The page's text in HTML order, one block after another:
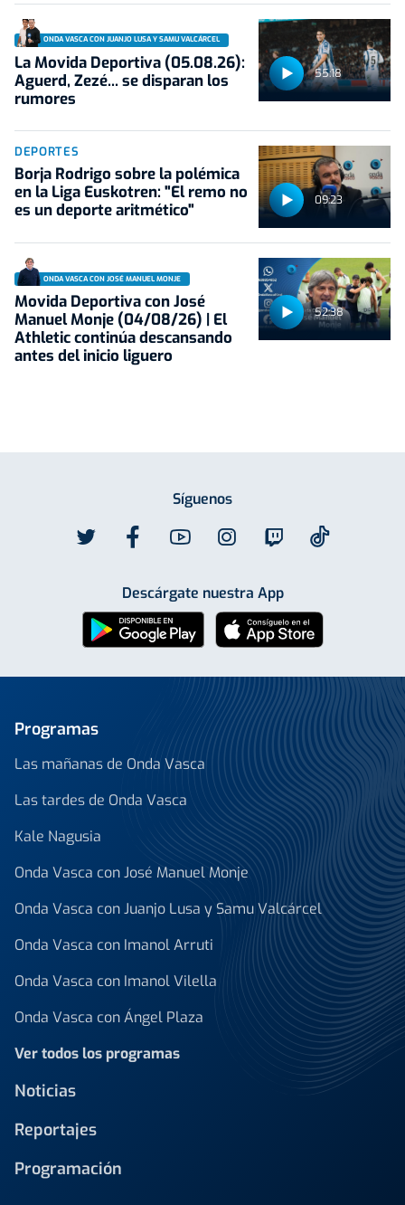
55:18
ONDA VASCA CON JUANJO LUSA Y SAMU VALCÁRCEL
La Movida Deportiva (05.08.26):
Aguerd, Zezé... se disparan los
rumores
09:23
DEPORTES
Borja Rodrigo sobre la polémica
en la Liga Euskotren: "El remo no
es un deporte aritmético"
52:38
ONDA VASCA CON JOSÉ MANUEL MONJE
Movida Deportiva con José
Manuel Monje (04/08/26) | El
Athletic continúa descansando
antes del inicio liguero
Síguenos
Descárgate nuestra App
Programas
Las mañanas de Onda Vasca
Las tardes de Onda Vasca
Kale Nagusia
Onda Vasca con José Manuel Monje
Onda Vasca con Juanjo Lusa y Samu Valcárcel
Onda Vasca con Imanol Arruti
Onda Vasca con Imanol Vilella
Onda Vasca con Ángel Plaza
Ver todos los programas
Noticias
Reportajes
Programación